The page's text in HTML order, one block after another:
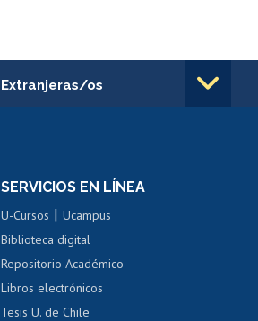
Extranjeras/os
Cursos de español
SERVICIOS EN LÍNEA
U-Cursos |Ucampus
Biblioteca digital
Repositorio Académico
Libros electrónicos
Tesis U. de Chile